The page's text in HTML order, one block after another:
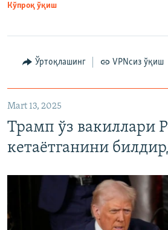
Кўпроқ ўқиш
Ўртоқлашинг VPNсиз ўқиш
Mart 13, 2025
Трамп ўз вакиллари
кетаётганини